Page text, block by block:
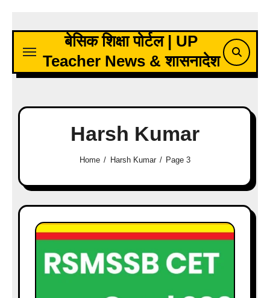
content
बेसिक शिक्षा पोर्टल | UP
Teacher News & शासनादेश
Harsh Kumar
Home Harsh Kumar Page 3